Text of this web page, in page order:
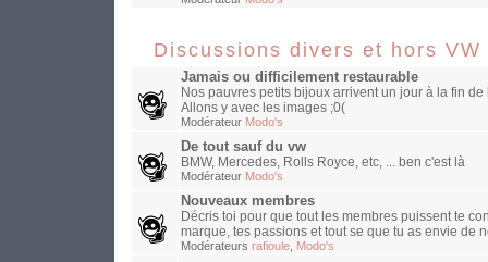
Discussions divers et hors VW
Jamais ou difficilement restaurable
Nos pauvres petits bijoux arrivent un jour à la fin
Allons y avec les images ;0(
Modérateur Modo's
De tout sauf du vw
BMW, Mercedes, Rolls Royce, etc, ... ben c'est là
Modérateur Modo's
Nouveaux membres
Décris toi pour que tout les membres puissent te
marque, tes passions et tout se que tu as envie de
Modérateurs rafioule Modo's